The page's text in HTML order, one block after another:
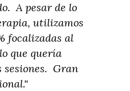
A pesar de lo
utilizamos
focalizadas al
que quería
sesiones. Gran